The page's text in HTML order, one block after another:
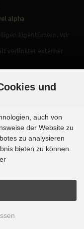
alpha
Eigentümern. Wir
verlinkter externer
und
auch von
der Website zu
zu analysieren
bieten zu können.